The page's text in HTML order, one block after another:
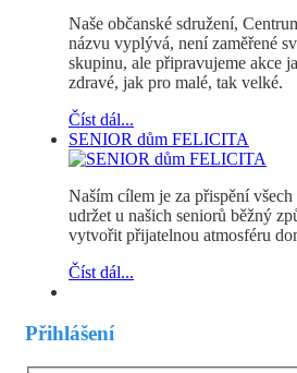
Naše občanské sdružení,
názvu vyplývá, není zaměřené
skupinu, ale připravujeme akce
zdravé, jak pro malé, tak velké.
Číst dál...
SENIOR dům FELICITA
Naším cílem je za přispění
udržet u našich seniorů běžný
vytvořit přijatelnou atmosféru
Číst dál...
Přihlášení